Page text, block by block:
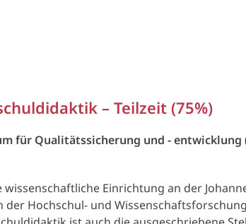
– Teilzeit (75%)
für Qualitätssicherung und - entwicklung
Einrichtung an der
Hochschul- und